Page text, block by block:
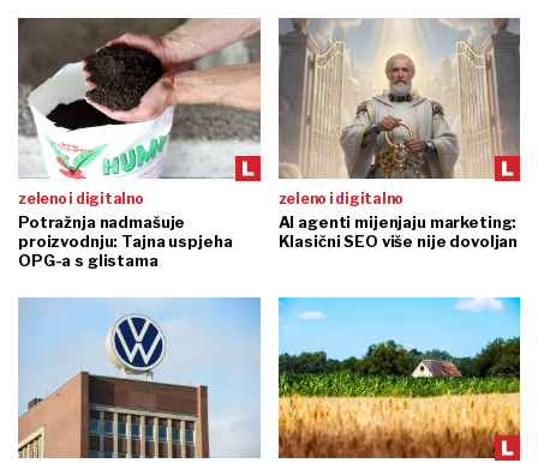
zeleno i digitalno
Potražnja nadmašuje
proizvodnju: Tajna uspjeha
OPG-a s glistama
zeleno i digitalno
AI agenti mijenjaju marketing:
Klasični SEO više nije dovoljan